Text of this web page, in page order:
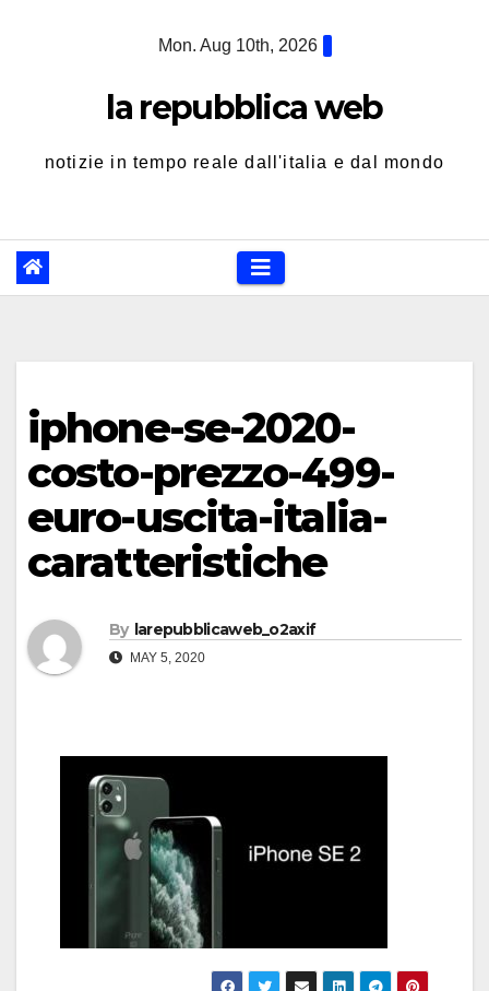
Mon. Aug 10th, 2026
la repubblica web
notizie in tempo reale dall'italia e dal mondo
iphone-se-2020-
costo-prezzo-499-
euro-uscita-italia-
caratteristiche
By larepubblicaweb_o2axif
MAY 5, 2020